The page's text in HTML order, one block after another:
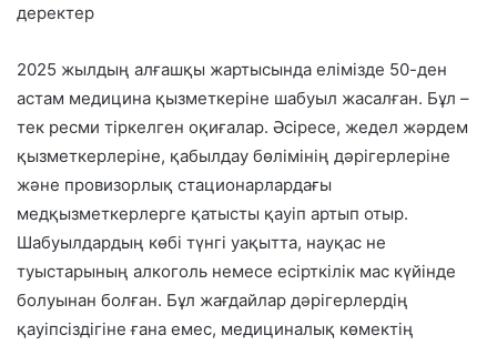
деректер
2025 жылдың алғашқы жартысында елімізде 50-ден
астам медицина қызметкеріне шабуыл жасалған. Бұл –
тек ресми тіркелген оқиғалар. Әсіресе, жедел жәрдем
қызметкерлеріне, қабылдау бөлімінің дәрігерлеріне
және провизорлық стационарлардағы
медқызметкерлерге қатысты қауіп артып отыр.
Шабуылдардың көбі түнгі уақытта, науқас не
туыстарының алкоголь немесе есірткілік мас күйінде
болуынан болған. Бұл жағдайлар дәрігерлердің
қауіпсіздігіне ғана емес, медициналық көмектің